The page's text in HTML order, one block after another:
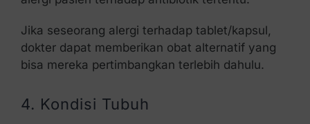
Jika seseorang alergi terhadap tablet/kapsul,
dokter dapat memberikan obat alternatif yang
bisa mereka pertimbangkan terlebih dahulu.
4. Kondisi Tubuh